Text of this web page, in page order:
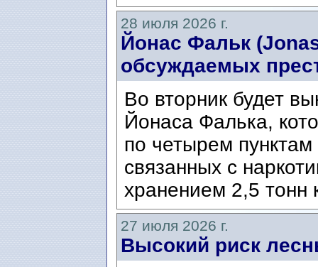
28 июля 2026 г.
Йонас Фальк
обсуждаемых
Во вторник будет
Йонаса Фалька,
по четырем
связанных с
хранением 2,5 тонн
27 июля 2026 г.
Высокий риск